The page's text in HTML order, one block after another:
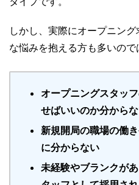
しかし、実際にオープニン
な悩みを抱える方も多いので
オープニングスタッ
せばいいのか分から
新規開局の職場の働
に分からない
未経験やブランクが